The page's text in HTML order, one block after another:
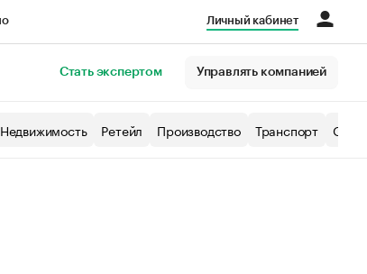
Личный кабинет
Стать экспертом Управлять компанией
Недвижимость Ретейл Производство Транспорт